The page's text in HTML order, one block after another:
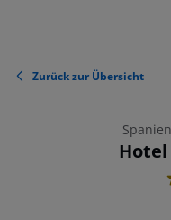
Zurück zur Übersicht